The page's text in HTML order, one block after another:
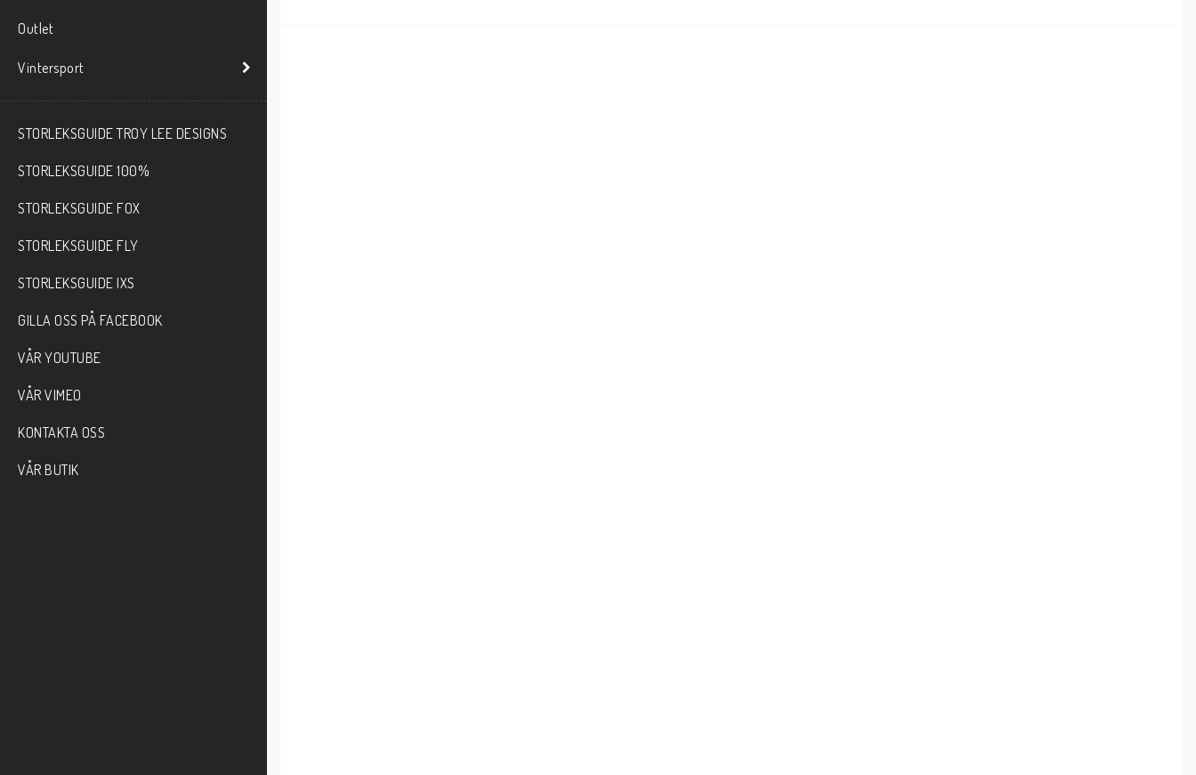
Outlet
Vintersport
STORLEKSGUIDE TROY LEE DESIGNS
STORLEKSGUIDE 100%
STORLEKSGUIDE FOX
STORLEKSGUIDE FLY
STORLEKSGUIDE IXS
GILLA OSS PÅ FACEBOOK
VÅR YOUTUBE
VÅR VIMEO
KONTAKTA OSS
VÅR BUTIK